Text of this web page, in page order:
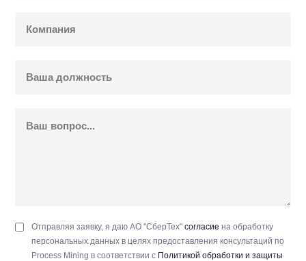
Отправляя заявку, я даю АО "СберТех" согласие на обработку
персональных данных в целях предоставления консультаций по
Process Mining в соответствии с Политикой обработки и защиты